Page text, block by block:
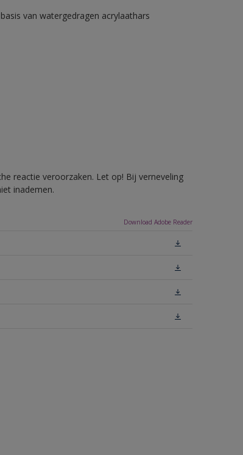
van watergedragen acrylaathars
reactie veroorzaken. Let op! Bij verneveling
inademen.
Download Adobe Reader